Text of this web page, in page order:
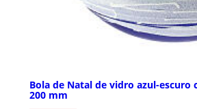
Bola de Natal de vidro azul-escuro
200 mm